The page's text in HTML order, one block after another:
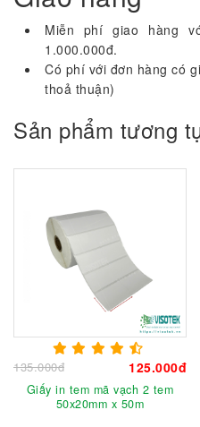
Miễn phí giao hàng
1.000.000đ.
Có phí với đơn hàng có
thoả thuận)
Sản phẩm tương
135.000đ 125.000đ
Giấy in tem mã vạch 2 tem
50x20mm x 50m